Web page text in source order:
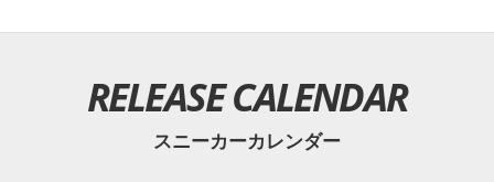
RELEASE CALENDAR
スニーカーカレンダー